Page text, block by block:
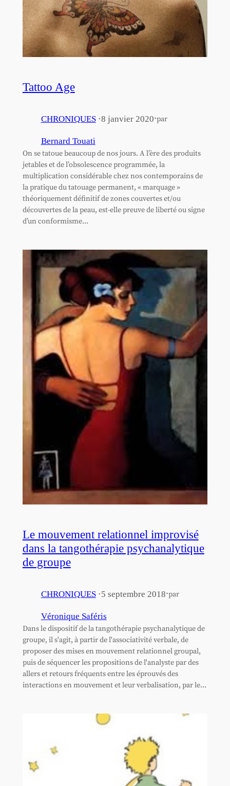
Tattoo Age
CHRONIQUES·8 janvier 2020·par
Bernard Touati
On se tatoue beaucoup de nos jours. A l’ère des produits
jetables et de l’obsolescence programmée, la
multiplication considérable chez nos contemporains de
la pratique du tatouage permanent, « marquage »
théoriquement définitif de zones couvertes et/ou
découvertes de la peau, est-elle preuve de liberté ou signe
d’un conformisme...
Le mouvement relationnel improvisé
dans la tangothérapie psychanalytique
de groupe
CHRONIQUES·5 septembre 2018·par
Véronique Saféris
Dans le dispositif de la tangothérapie psychanalytique de
groupe, il s'agit, à partir de l'associativité verbale, de
proposer des mises en mouvement relationnel groupal,
puis de séquencer les propositions de l'analyste par des
allers et retours fréquents entre les éprouvés des
interactions en mouvement et leur verbalisation, par le...